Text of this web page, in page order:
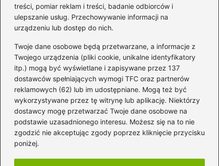
treści, pomiar reklam i treści, badanie odbiorców i
ulepszanie usług. Przechowywanie informacji na
urządzeniu lub dostęp do nich.
Twoje dane osobowe będą przetwarzane, a informacje z
Twojego urządzenia (pliki cookie, unikalne identyfikatory
itp.) mogą być wyświetlane i zapisywane przez 137
dostawców spełniających wymogi TFC oraz partnerów
reklamowych (62) lub im udostępniane. Mogą też być
wykorzystywane przez tę witrynę lub aplikację. Niektórzy
dostawcy mogę przetwarzać Twoje dane osobowe na
podstawie uzasadnionego interesu. Możesz się na to nie
zgodzić nie akceptując zgody poprzez kliknięcie przycisku
poniżej.
Kategorie
Artyści (16)
Filmowa muzyka(101)
Gitara(69)
Gra na instrumencie (59)
Muzyka (236)
Nuty(10)
Sprzęt audio(150)